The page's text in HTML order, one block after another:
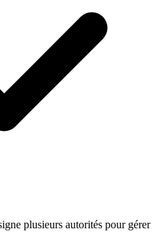
plusieurs autorités pour gérer